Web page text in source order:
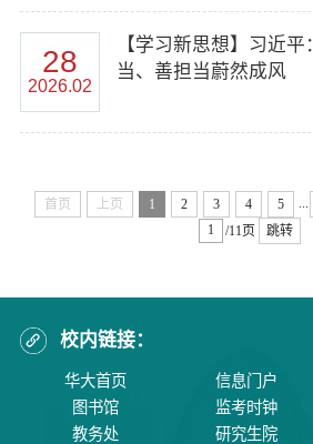
28
2026.02
【学习新思想】习近
当、善担当蔚然成风
首页 上页 1 2 3 4 5
/11页
跳转
校内链接：
华大首页 信息门户
图书馆
监考时钟
教务处
研究生院